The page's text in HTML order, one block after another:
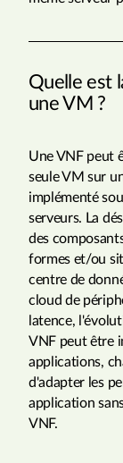
Quelle est
une VM ?
Une VNF peut
seule VM sur
implémenté
serveurs. La
des
formes et/ou
centre de
cloud de
latence,
VNF peut être
applications,
d'adapter les
application
VNF.